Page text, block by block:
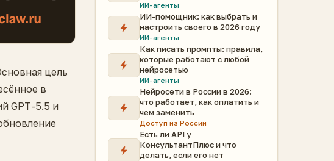
цель
в
GPT-5.5 и
ИИ-агенты
ИИ-помощник: как выбрать и
настроить своего в 2026 году
ИИ-агенты
Как писать промпты: правила,
которые работают с любой
нейросетью
ИИ-агенты
Нейросети в России в 2026:
что работает, как оплатить и
чем заменить
Доступ из России
Есть ли API у
КонсультантПлюс и что
делать, если его нет